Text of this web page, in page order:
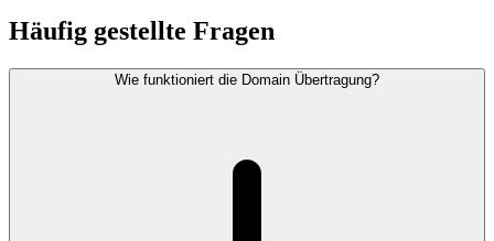
Häufig gestellte Fragen
Wie funktioniert die Domain Übertragung?